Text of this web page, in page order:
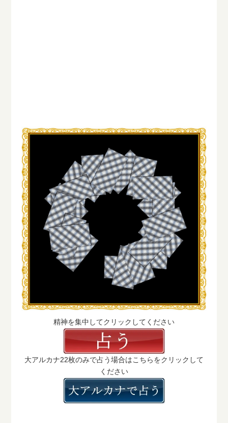
精神を集中してクリックしてください
大アルカナ22枚のみで占う場合はこちらをクリックして
ください